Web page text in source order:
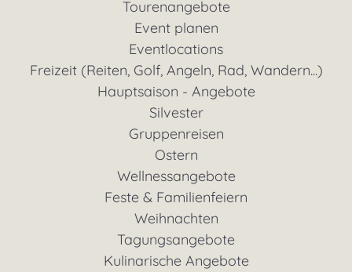
Tourenangebote
Event planen
Eventlocations
Freizeit (Reiten, Golf, Angeln, Rad, Wandern...)
Hauptsaison - Angebote
Silvester
Gruppenreisen
Ostern
Wellnessangebote
Feste & Familienfeiern
Weihnachten
Tagungsangebote
Kulinarische Angebote